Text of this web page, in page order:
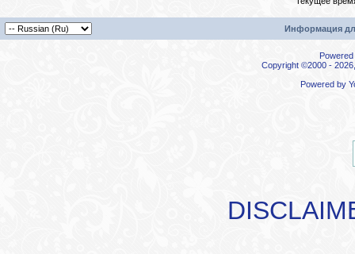
Информация
Copyright ©2000 -
Powered by